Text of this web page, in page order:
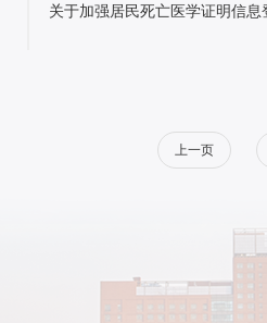
关于加强居民死亡医学证明信息
上一页